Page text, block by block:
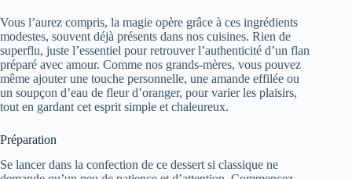
Vous l’aurez compris, la magie opère grâce à ces ingrédients
modestes, souvent déjà présents dans nos cuisines. Rien de
superflu, juste l’essentiel pour retrouver l’authenticité d’un flan
préparé avec amour. Comme nos grands-mères, vous pouvez
même ajouter une touche personnelle, une amande effilée ou
un soupçon d’eau de fleur d’oranger, pour varier les plaisirs,
tout en gardant cet esprit simple et chaleureux.
Préparation
Se lancer dans la confection de ce dessert si classique ne